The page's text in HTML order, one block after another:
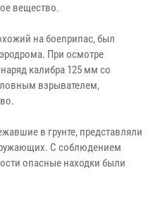
вещество.
на боеприпас, был
При осмотре
калибра 125 мм со
взрывателем,
в грунте, представляли
С соблюдением
опасные находки были